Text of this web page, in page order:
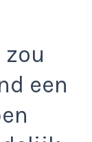
een